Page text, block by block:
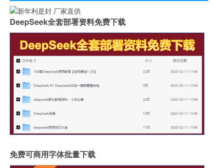
DeepSeek全套部署资料免费下载
免费可商用字体批量下载